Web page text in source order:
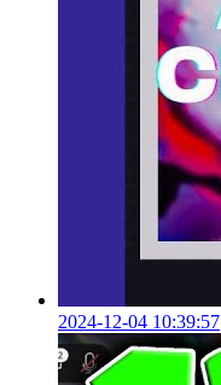
2024-12-04 10:39:57